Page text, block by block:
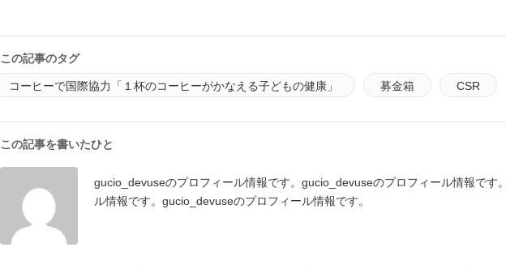
この記事のタグ
コーヒーで国際協力「１杯のコーヒーがかなえる子どもの健康」 募金箱 CSR
この記事を書いたひと
gucio_devuseのプロフィール情報です。gucio_devuseのプロフィール情報です
ル情報です。gucio_devuseのプロフィール情報です。